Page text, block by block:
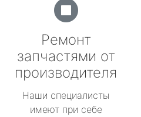
Ремонт
запчастями от
производителя
Наши специалисты
имеют при себе